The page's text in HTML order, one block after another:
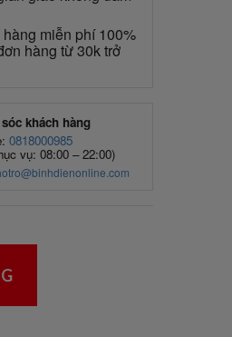
miễn phí 100%
hàng từ 30k trở
khách hàng
0818000985
vụ: 08:00 – 22:00)